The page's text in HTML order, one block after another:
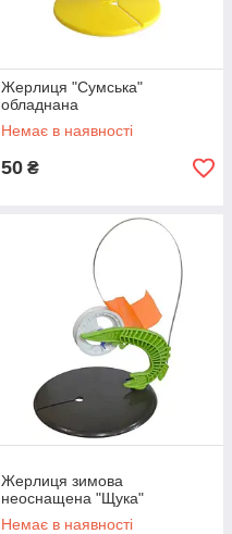
Жерлиця "Сумська"
обладнана
Немає в наявності
50 ₴
Жерлиця зимова
неоснащена "Щука"
Немає в наявності